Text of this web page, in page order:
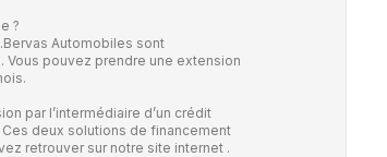
?
Automobiles sont
Vous pouvez prendre une extension
par l’intermédiaire d’un crédit
Ces deux solutions de financement
retrouver sur notre site internet .